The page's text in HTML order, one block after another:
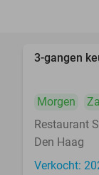
3-gangen
Morgen Za
Restaurant
Den Haag
Verkocht: